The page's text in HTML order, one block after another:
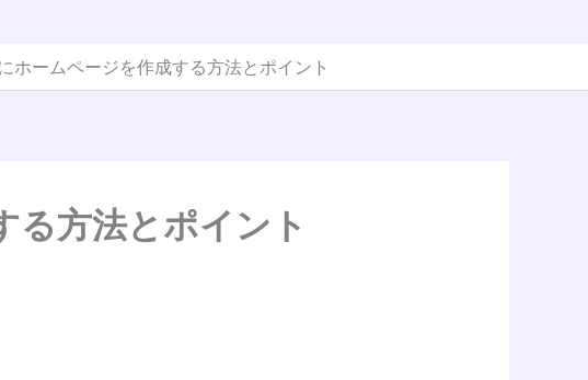
ホームページを作成する方法とポイント
る方法とポイント